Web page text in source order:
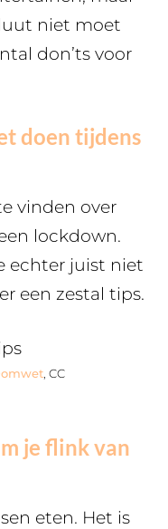
niet moet
don’ts voor
doen tijdens
vinden over
lockdown.
echter juist niet
een zestal tips.
, CC
je flink van
eten. Het is